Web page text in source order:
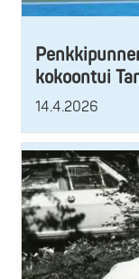
kokoontui
14.4.2026